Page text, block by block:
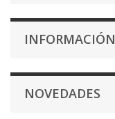
INFORMACIÓN
NOVEDADES